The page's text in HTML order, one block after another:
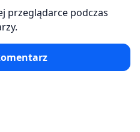
przeglądarce podczas